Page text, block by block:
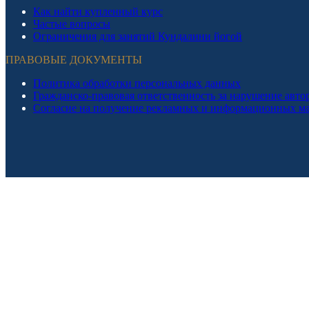
Как найти купленный курс
Частые вопросы
Ограничения для занятий Кундалини йогой
ПРАВОВЫЕ ДОКУМЕНТЫ
Политика обработки персональных данных
Гражданско-правовая ответственность за нарушение
Согласие на получение рекламных и информационных